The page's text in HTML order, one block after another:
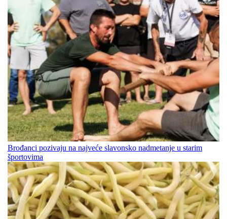
Brođanci pozivaju na najveće slavonsko nadmetanje u starim
športovima